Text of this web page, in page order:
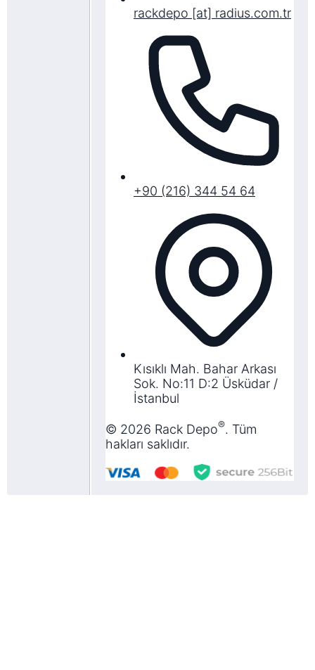
rackdepo [at] radius.com.tr
+90 (216) 344 54 64
Kısıklı Mah. Bahar Arkası
Sok. No:11 D:2 Üsküdar /
İstanbul
© 2026 Rack Depo®. Tüm
hakları saklıdır.